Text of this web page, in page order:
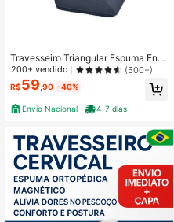
Travesseiro Triangular Espuma Enc
osto Adulto Apoio Costas Repouso
Leitura Preto
200+ vendido (500+)
R$59 ,90 -40%
Envio Nacional 4-7 dias